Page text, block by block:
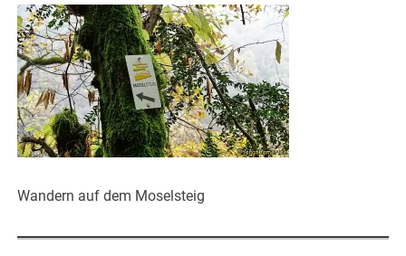
Wandern auf dem Moselsteig